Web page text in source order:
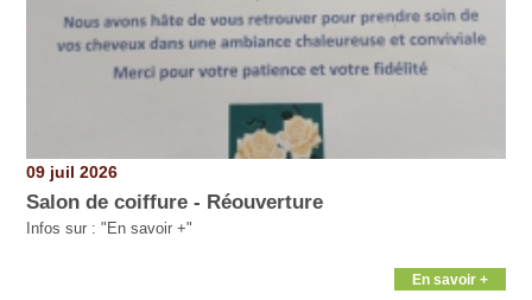
09 juil 2026
Salon de coiffure - Réouverture
Infos sur : "En savoir +"
En savoir +